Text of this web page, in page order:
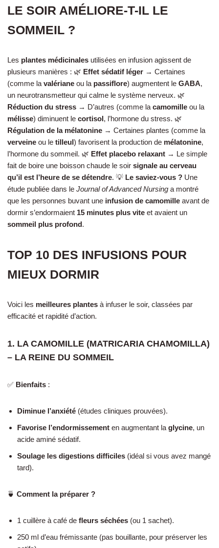
LE SOIR AMÉLIORE-T-IL LE
SOMMEIL ?
Les plantes médicinales utilisées en infusion agissent de
plusieurs manières : 🌿 Effet sédatif léger → Certaines
(comme la valériane ou la passiflore) augmentent le GABA,
un neurotransmetteur qui calme le système nerveux. 🌿
Réduction du stress → D’autres (comme la camomille ou la
mélisse) diminuent le cortisol, l’hormone du stress. 🌿
Régulation de la mélatonine → Certaines plantes (comme la
verveine ou le tilleul) favorisent la production de mélatonine,
l’hormone du sommeil. 🌿 Effet placebo relaxant → Le simple
fait de boire une boisson chaude le soir signale au cerveau
qu’il est l’heure de se détendre. 💡 Le saviez-vous ? Une
étude publiée dans le Journal of Advanced Nursing a montré
que les personnes buvant une infusion de camomille avant de
dormir s’endormaient 15 minutes plus vite et avaient un
sommeil plus profond.
TOP 10 DES INFUSIONS POUR
MIEUX DORMIR
Voici les meilleures plantes à infuser le soir, classées par
efficacité et rapidité d’action.
1. LA CAMOMILLE (MATRICARIA CHAMOMILLA)
– LA REINE DU SOMMEIL
✅ Bienfaits :
Diminue l’anxiété (études cliniques prouvées).
Favorise l’endormissement en augmentant la glycine, un
acide aminé sédatif.
Soulage les digestions difficiles (idéal si vous avez mangé
tard).
🍵 Comment la préparer ?
1 cuillère à café de fleurs séchées (ou 1 sachet).
250 ml d’eau frémissante (pas bouillante, pour préserver les